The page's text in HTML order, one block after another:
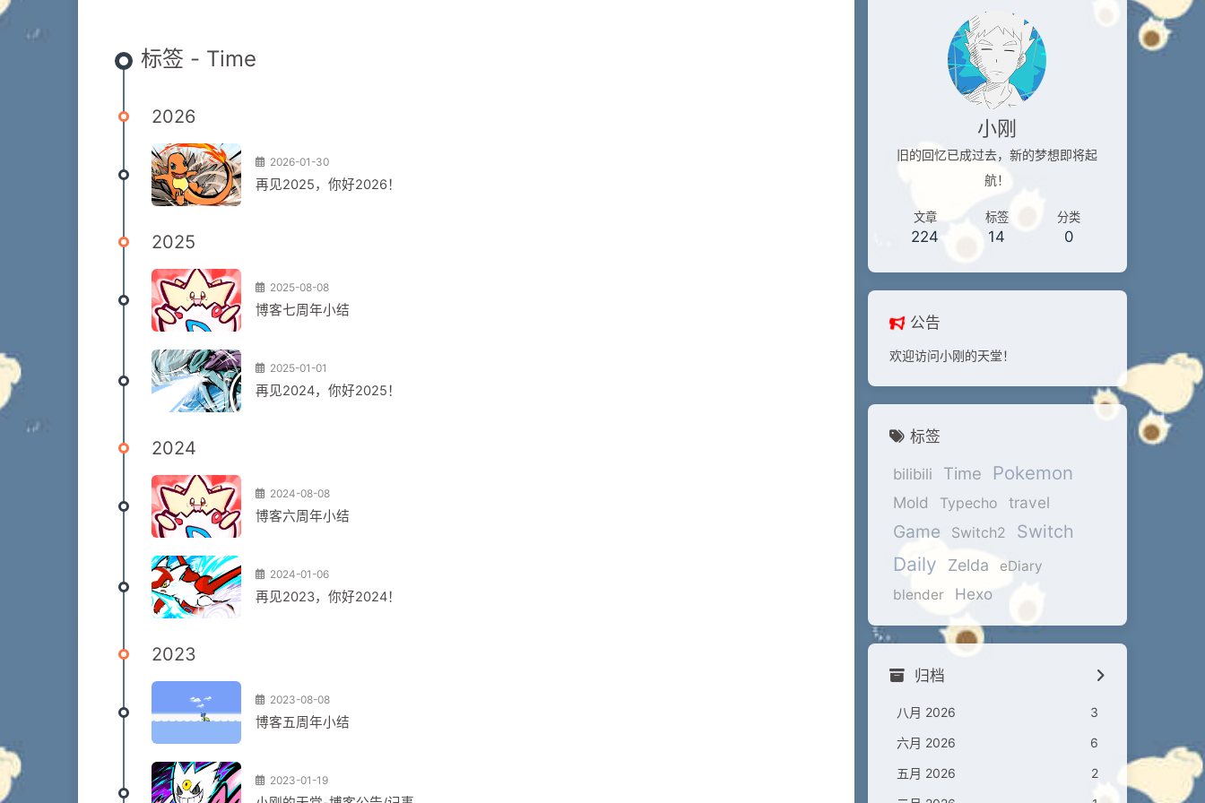
标签 - Time
2026
2026-01-30
再见2025，你好2026！
2025
2025-08-08
博客七周年小结
2025-01-01
再见2024，你好2025！
2024
2024-08-08
博客六周年小结
2024-01-06
再见2023，你好2024！
2023
2023-08-08
博客五周年小结
2023-01-19
小刚
旧的回忆已成过去，新的梦想即将起
航！
文章
224
标签
14
分类
0
公告
欢迎访问小刚的天堂！
标签
bilibili Time Pokemon
Mold Typecho travel
Game Switch2 Switch
Daily Zelda
eDiary
blender
Hexo
归档
八月 2026
3
六月 2026
6
五月 2026
2